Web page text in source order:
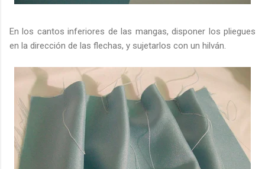
En los cantos inferiores de las mangas, disponer los pliegues
en la dirección de las flechas, y sujetarlos con un hilván.